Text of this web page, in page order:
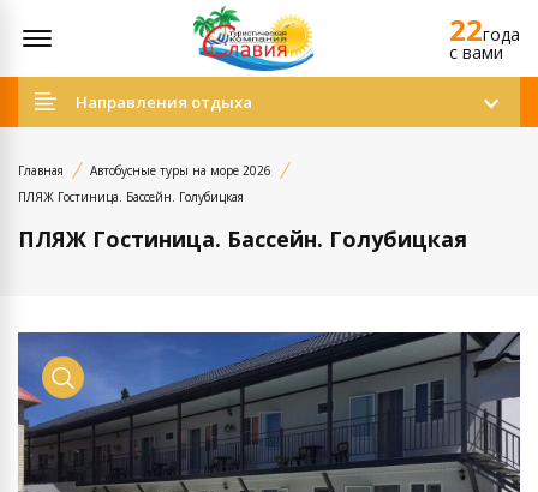
22года
c вами
Направления отдыха
Главная
Автобусные туры на море 2026
ПЛЯЖ Гостиница. Бассейн. Голубицкая
ПЛЯЖ Гостиница. Бассейн. Голубицкая
Просмотр